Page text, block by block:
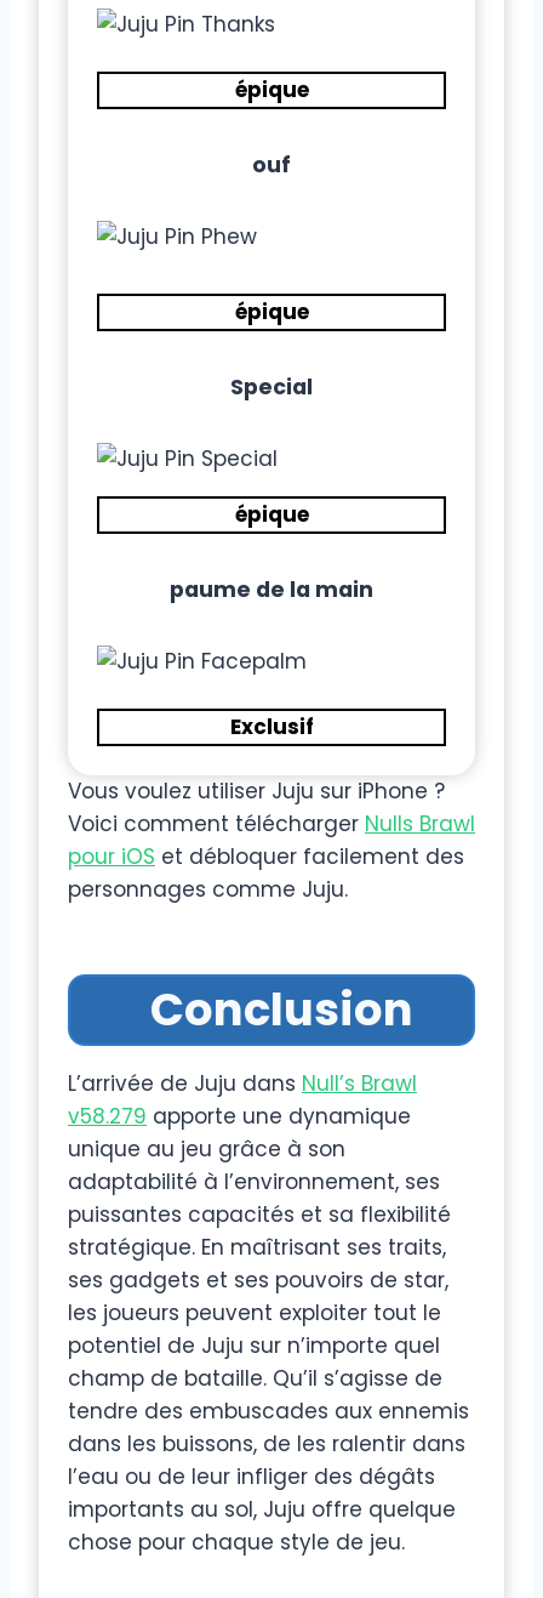
épique
ouf
épique
Special
épique
paume de la main
Exclusif
Vous voulez utiliser Juju sur iPhone ?
Voici comment télécharger Nulls Brawl
pour iOS et débloquer facilement des
personnages comme Juju.
Conclusion
L’arrivée de Juju dans Null’s Brawl
v58.279 apporte une dynamique
unique au jeu grâce à son
adaptabilité à l’environnement, ses
puissantes capacités et sa flexibilité
stratégique. En maîtrisant ses traits,
ses gadgets et ses pouvoirs de star,
les joueurs peuvent exploiter tout le
potentiel de Juju sur n’importe quel
champ de bataille. Qu’il s’agisse de
tendre des embuscades aux ennemis
dans les buissons, de les ralentir dans
l’eau ou de leur infliger des dégâts
importants au sol, Juju offre quelque
chose pour chaque style de jeu.